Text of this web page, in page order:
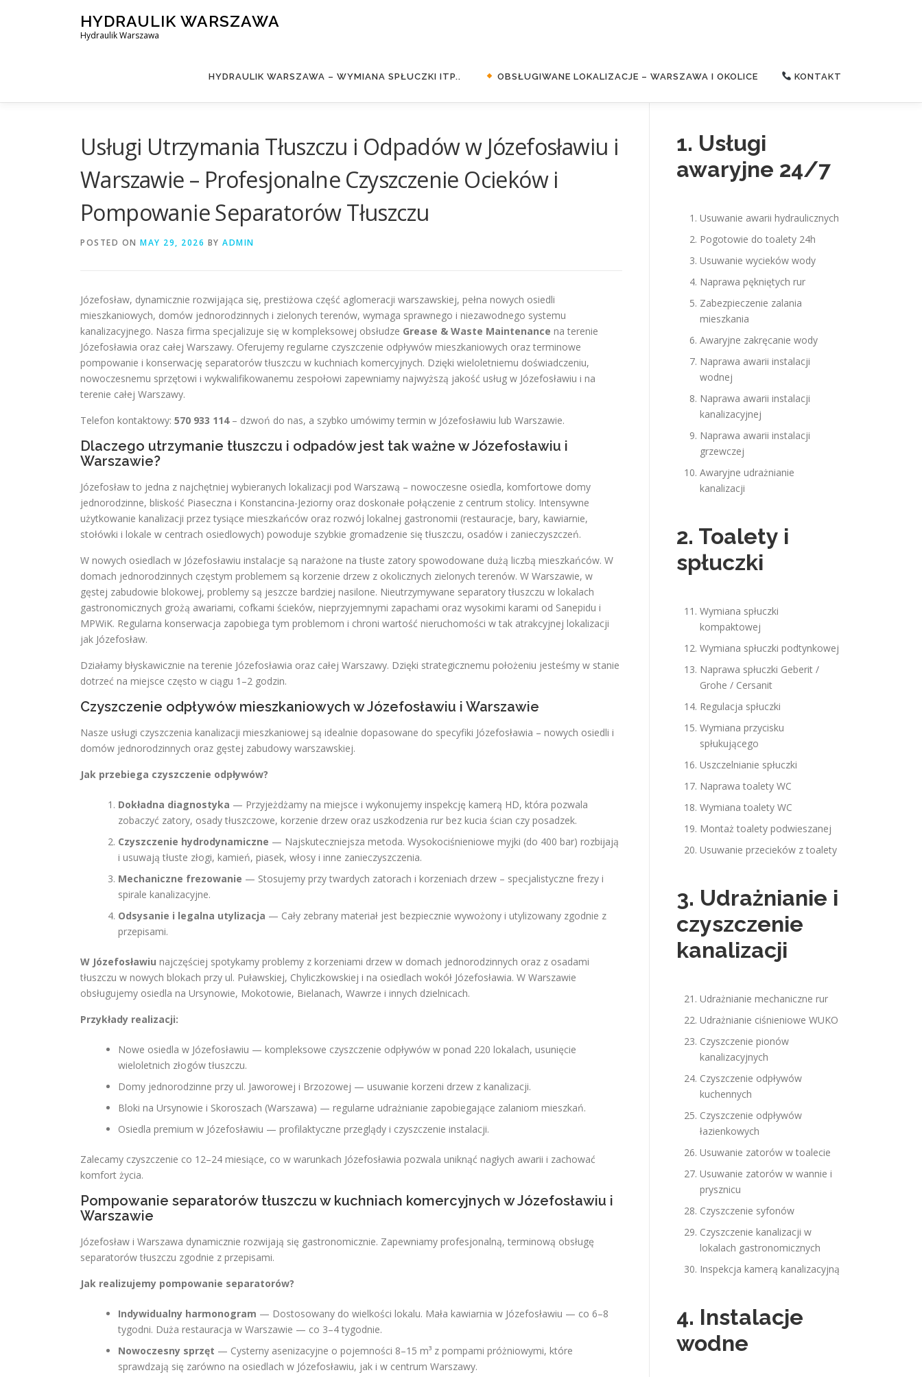
HYDRAULIK WARSZAWA
Hydraulik Warszawa
HYDRAULIK WARSZAWA – WYMIANA SPŁUCZKI ITP.. OBSŁUGIWANE LOKALIZACJE – WARSZAWA I OKOLICE KONTAKT
Usługi Utrzymania Tłuszczu i Odpadów w Józefosławiu i
Warszawie – Profesjonalne Czyszczenie Ocieków i
Pompowanie Separatorów Tłuszczu
POSTED ON MAY 29, 2026 BY ADMIN
Józefosław, dynamicznie rozwijająca się, prestiżowa część aglomeracji warszawskiej, pełna nowych osiedli
mieszkaniowych, domów jednorodzinnych i zielonych terenów, wymaga sprawnego i niezawodnego systemu
kanalizacyjnego. Nasza firma specjalizuje się w kompleksowej obsłudze Grease & Waste Maintenance na terenie
Józefosławia oraz całej Warszawy. Oferujemy regularne czyszczenie odpływów mieszkaniowych oraz terminowe
pompowanie i konserwację separatorów tłuszczu w kuchniach komercyjnych. Dzięki wieloletniemu doświadczeniu,
nowoczesnemu sprzętowi i wykwalifikowanemu zespołowi zapewniamy najwyższą jakość usług w Józefosławiu i na
terenie całej Warszawy.
Telefon kontaktowy: 570 933 114– dzwoń do nas, a szybko umówimy termin w Józefosławiu lub Warszawie.
Dlaczego utrzymanie tłuszczu i odpadów jest tak ważne w Józefosławiu i
Warszawie?
Józefosław to jedna z najchętniej wybieranych lokalizacji pod Warszawą – nowoczesne osiedla, komfortowe domy
jednorodzinne, bliskość Piaseczna i Konstancina-Jeziorny oraz doskonałe połączenie z centrum stolicy. Intensywne
użytkowanie kanalizacji przez tysiące mieszkańców oraz rozwój lokalnej gastronomii (restauracje, bary, kawiarnie,
stołówki i lokale w centrach osiedlowych) powoduje szybkie gromadzenie się tłuszczu, osadów i zanieczyszczeń.
W nowych osiedlach w Józefosławiu instalacje są narażone na tłuste zatory spowodowane dużą liczbą mieszkańców. W
domach jednorodzinnych częstym problemem są korzenie drzew z okolicznych zielonych terenów. W Warszawie, w
gęstej zabudowie blokowej, problemy są jeszcze bardziej nasilone. Nieutrzymywane separatory tłuszczu w lokalach
gastronomicznych grożą awariami, cofkami ścieków, nieprzyjemnymi zapachami oraz wysokimi karami od Sanepidu i
MPWiK. Regularna konserwacja zapobiega tym problemom i chroni wartość nieruchomości w tak atrakcyjnej lokalizacji
jak Józefosław.
Działamy błyskawicznie na terenie Józefosławia oraz całej Warszawy. Dzięki strategicznemu położeniu jesteśmy w stanie
dotrzeć na miejsce często w ciągu 1–2 godzin.
Czyszczenie odpływów mieszkaniowych w Józefosławiu i Warszawie
Nasze usługi czyszczenia kanalizacji mieszkaniowej są idealnie dopasowane do specyfiki Józefosławia – nowych osiedli i
domów jednorodzinnych oraz gęstej zabudowy warszawskiej.
Jak przebiega czyszczenie odpływów?
Dokładna diagnostyka — Przyjeżdżamy na miejsce i wykonujemy inspekcję kamerą HD, która pozwala
zobaczyć zatory, osady tłuszczowe, korzenie drzew oraz uszkodzenia rur bez kucia ścian czy posadzek.
Czyszczenie hydrodynamiczne — Najskuteczniejsza metoda. Wysokociśnieniowe myjki (do 400 bar) rozbijają
i usuwają tłuste złogi, kamień, piasek, włosy i inne zanieczyszczenia.
Mechaniczne frezowanie — Stosujemy przy twardych zatorach i korzeniach drzew – specjalistyczne frezy i
spirale kanalizacyjne.
Odsysanie i legalna utylizacja — Cały zebrany materiał jest bezpiecznie wywożony i utylizowany zgodnie z
przepisami.
W Józefosławiu najczęściej spotykamy problemy z korzeniami drzew w domach jednorodzinnych oraz z osadami
tłuszczu w nowych blokach przy ul. Puławskiej, Chyliczkowskiej i na osiedlach wokół Józefosławia. W Warszawie
obsługujemy osiedla na Ursynowie, Mokotowie, Bielanach, Wawrze i innych dzielnicach.
Przykłady realizacji:
Nowe osiedla w Józefosławiu — kompleksowe czyszczenie odpływów w ponad 220 lokalach, usunięcie
wieloletnich złogów tłuszczu.
Domy jednorodzinne przy ul. Jaworowej i Brzozowej — usuwanie korzeni drzew z kanalizacji.
Bloki na Ursynowie i Skoroszach (Warszawa) — regularne udrażnianie zapobiegające zalaniom mieszkań.
Osiedla premium w Józefosławiu — profilaktyczne przeglądy i czyszczenie instalacji.
Zalecamy czyszczenie co 12–24 miesiące, co w warunkach Józefosławia pozwala uniknąć nagłych awarii i zachować
komfort życia.
Pompowanie separatorów tłuszczu w kuchniach komercyjnych w Józefosławiu i
Warszawie
Józefosław i Warszawa dynamicznie rozwijają się gastronomicznie. Zapewniamy profesjonalną, terminową obsługę
separatorów tłuszczu zgodnie z przepisami.
Jak realizujemy pompowanie separatorów?
Indywidualny harmonogram — Dostosowany do wielkości lokalu. Mała kawiarnia w Józefosławiu — co 6–8
tygodni. Duża restauracja w Warszawie — co 3–4 tygodnie.
Nowoczesny sprzęt — Cysterny asenizacyjne o pojemności 8–15 m³ z pompami próżniowymi, które
sprawdzają się zarówno na osiedlach w Józefosławiu, jak i w centrum Warszawy.
1. Usługi
awaryjne 24/7
Usuwanie awarii hydraulicznych
Pogotowie do toalety 24h
Usuwanie wycieków wody
Naprawa pękniętych rur
Zabezpieczenie zalania
mieszkania
Awaryjne zakręcanie wody
Naprawa awarii instalacji
wodnej
Naprawa awarii instalacji
kanalizacyjnej
Naprawa awarii instalacji
grzewczej
Awaryjne udrażnianie
kanalizacji
2. Toalety i
spłuczki
Wymiana spłuczki
kompaktowej
Wymiana spłuczki podtynkowej
Naprawa spłuczki Geberit /
Grohe / Cersanit
Regulacja spłuczki
Wymiana przycisku
spłukującego
Uszczelnianie spłuczki
Naprawa toalety WC
Wymiana toalety WC
Montaż toalety podwieszanej
Usuwanie przecieków z toalety
3. Udrażnianie i
czyszczenie
kanalizacji
Udrażnianie mechaniczne rur
Udrażnianie ciśnieniowe WUKO
Czyszczenie pionów
kanalizacyjnych
Czyszczenie odpływów
kuchennych
Czyszczenie odpływów
łazienkowych
Usuwanie zatorów w toalecie
Usuwanie zatorów w wannie i
prysznicu
Czyszczenie syfonów
Czyszczenie kanalizacji w
lokalach gastronomicznych
Inspekcja kamerą kanalizacyjną
4. Instalacje
wodne